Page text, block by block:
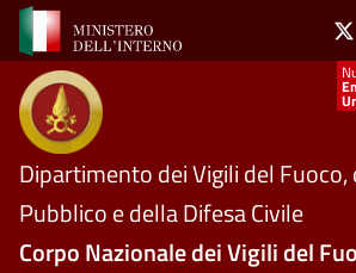
Salta al contenuto principale
X
Dipartimento dei Vigili del Fuoco,
Pubblico e della Difesa Civile
Corpo Nazionale dei Vigili del